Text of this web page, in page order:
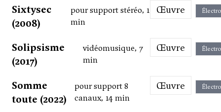
Sixtysec
(2008)
pour support stéréo, 1
min
Œuvre
Solipsisme
(2017)
vidéomusique, 7
min
Œuvre
Somme
toute (2022)
pour support 8
canaux, 14 min
Œuvre